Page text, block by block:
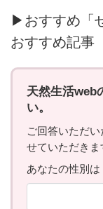
▶おすすめ「
おすすめ記事